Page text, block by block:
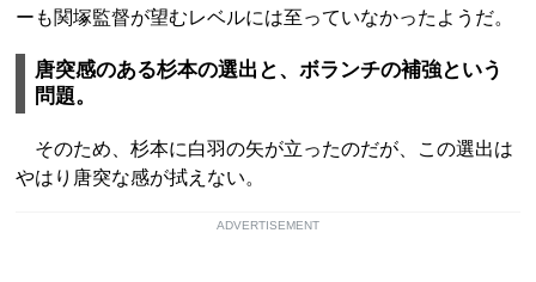
ーも関塚監督が望むレベルには至っていなかったようだ。
唐突感のある杉本の選出と、ボランチの補強という
問題。
そのため、杉本に白羽の矢が立ったのだが、この選出は
やはり唐突な感が拭えない。
ADVERTISEMENT